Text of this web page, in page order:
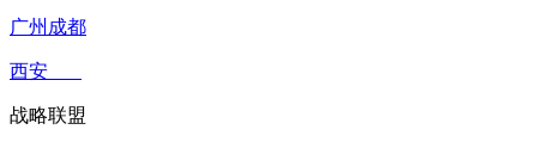
广州 成都
西安
战略联盟